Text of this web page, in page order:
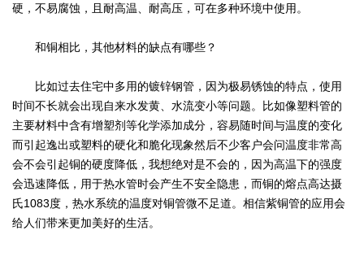
硬，不易腐蚀，且耐高温、耐高压，可在多种环境中使用。
和铜相比，其他材料的缺点有哪些？
比如过去住宅中多用的镀锌钢管，因为极易锈蚀的特点，使用
时间不长就会出现自来水发黄、水流变小等问题。比如像塑料管的
主要材料中含有增塑剂等化学添加成分，容易随时间与温度的变化
而引起逸出或塑料的硬化和脆化现象然后不少客户会问温度非常高
会不会引起铜的硬度降低，我想绝对是不会的，因为高温下的强度
会迅速降低，用于热水管时会产生不安全隐患，而铜的熔点高达摄
氏1083度，热水系统的温度对铜管微不足道。相信紫铜管的应用会
给人们带来更加美好的生活。